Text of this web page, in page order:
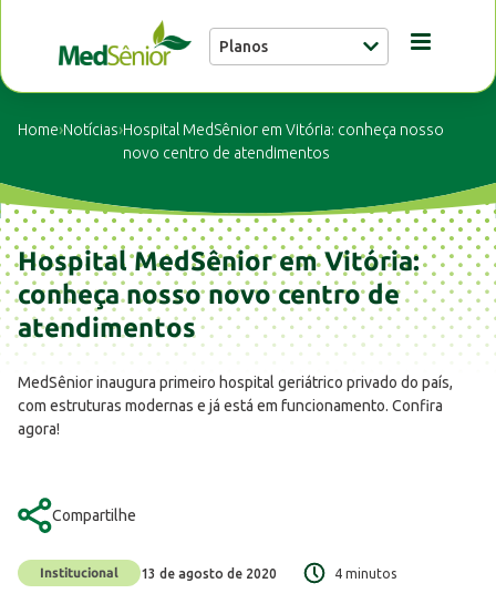
Planos
Unidades
Notícias
Fale conosco
Home›Notícias›Hospital MedSênior em Vitória: conheça nosso
novo centro de atendimentos
Hospital MedSênior em Vitória:
conheça nosso novo centro de
atendimentos
MedSênior inaugura primeiro hospital geriátrico privado do país,
com estruturas modernas e já está em funcionamento. Confira
agora!
Compartilhe
13 de agosto de 2020 4 minutos
Institucional